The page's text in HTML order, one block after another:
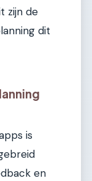
zijn de
dit
is
en